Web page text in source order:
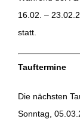
16.02. –
statt.
Tauftermine
Die nächsten
Sonntag,